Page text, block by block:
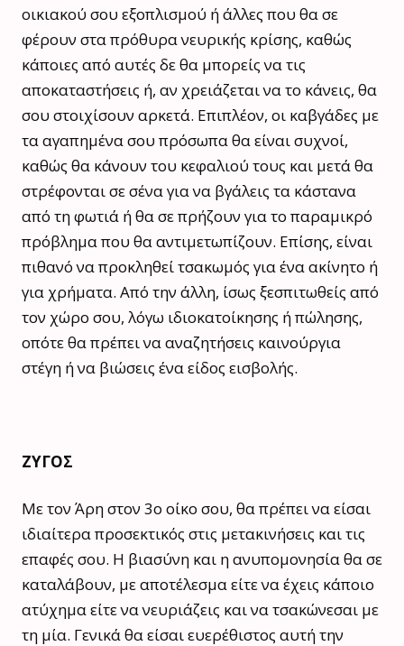
οικιακού σου εξοπλισμού ή άλλες που θα σε
φέρουν στα πρόθυρα νευρικής κρίσης, καθώς
κάποιες από αυτές δε θα μπορείς να τις
αποκαταστήσεις ή, αν χρειάζεται να το κάνεις, θα
σου στοιχίσουν αρκετά. Επιπλέον, οι καβγάδες με
τα αγαπημένα σου πρόσωπα θα είναι συχνοί,
καθώς θα κάνουν του κεφαλιού τους και μετά θα
στρέφονται σε σένα για να βγάλεις τα κάστανα
από τη φωτιά ή θα σε πρήζουν για το παραμικρό
πρόβλημα που θα αντιμετωπίζουν. Επίσης, είναι
πιθανό να προκληθεί τσακωμός για ένα ακίνητο ή
για χρήματα. Από την άλλη, ίσως ξεσπιτωθείς από
τον χώρο σου, λόγω ιδιοκατοίκησης ή πώλησης,
οπότε θα πρέπει να αναζητήσεις καινούργια
στέγη ή να βιώσεις ένα είδος εισβολής.
ΖΥΓΟΣ
Με τον Άρη στον 3ο οίκο σου, θα πρέπει να είσαι
ιδιαίτερα προσεκτικός στις μετακινήσεις και τις
επαφές σου. Η βιασύνη και η ανυπομονησία θα σε
καταλάβουν, με αποτέλεσμα είτε να έχεις κάποιο
ατύχημα είτε να νευριάζεις και να τσακώνεσαι με
τη μία. Γενικά θα είσαι ευερέθιστος αυτή την